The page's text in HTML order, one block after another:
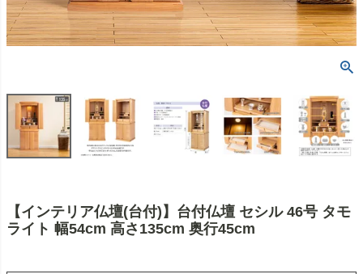
【インテリア仏壇(台付)】台付仏壇 セシル 46号 タモ
ライト 幅54cm 高さ135cm 奥行45cm